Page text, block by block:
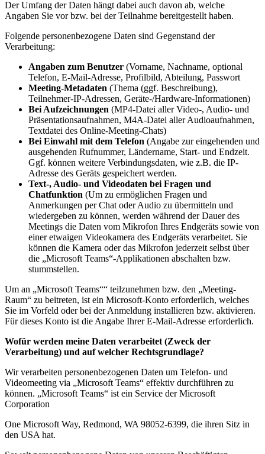
Der Umfang der Daten hängt dabei auch davon ab, welche
Angaben Sie vor bzw. bei der Teilnahme bereitgestellt haben.
Folgende personenbezogene Daten sind Gegenstand der
Verarbeitung:
Angaben zum Benutzer (Vorname, Nachname, optional
Telefon, E-Mail-Adresse, Profilbild, Abteilung, Passwort
Meeting-Metadaten (Thema (ggf. Beschreibung),
Teilnehmer-IP-Adressen, Geräte-/Hardware-Informationen)
Bei Aufzeichnungen (MP4-Datei aller Video-, Audio- und
Präsentationsaufnahmen, M4A-Datei aller Audioaufnahmen,
Textdatei des Online-Meeting-Chats)
Bei Einwahl mit dem Telefon (Angabe zur eingehenden und
ausgehenden Rufnummer, Ländername, Start- und Endzeit.
Ggf. können weitere Verbindungsdaten, wie z.B. die IP-
Adresse des Geräts gespeichert werden.
Text-, Audio- und Videodaten bei Fragen und
Chatfunktion (Um zu ermöglichen Fragen und
Anmerkungen per Chat oder Audio zu übermitteln und
wiedergeben zu können, werden während der Dauer des
Meetings die Daten vom Mikrofon Ihres Endgeräts sowie von
einer etwaigen Videokamera des Endgeräts verarbeitet. Sie
können die Kamera oder das Mikrofon jederzeit selbst über
die „Microsoft Teams“-Applikationen abschalten bzw.
stummstellen.
Um an „Microsoft Teams““ teilzunehmen bzw. den „Meeting-
Raum“ zu beitreten, ist ein Microsoft-Konto erforderlich, welches
Sie im Vorfeld oder bei der Anmeldung installieren bzw. aktivieren.
Für dieses Konto ist die Angabe Ihrer E-Mail-Adresse erforderlich.
Wofür werden meine Daten verarbeitet (Zweck der
Verarbeitung) und auf welcher Rechtsgrundlage?
Wir verarbeiten personenbezogenen Daten um Telefon- und
Videomeeting via „Microsoft Teams“ effektiv durchführen zu
können. „Microsoft Teams“ ist ein Service der Microsoft
Corporation
One Microsoft Way, Redmond, WA 98052-6399, die ihren Sitz in
den USA hat.